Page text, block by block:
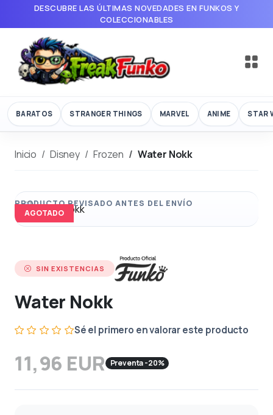
DESCUBRE LAS ÚLTIMAS NOVEDADES EN FUNKOS Y
COLECCIONABLES
BARATOS STRANGER THINGS MARVEL ANIME STAR
Inicio Disney Frozen Water Nokk
AGOTADO
SIN EXISTENCIAS
Water Nokk
Sé el primero en valorar este producto
11,96 EUR Preventa -20%